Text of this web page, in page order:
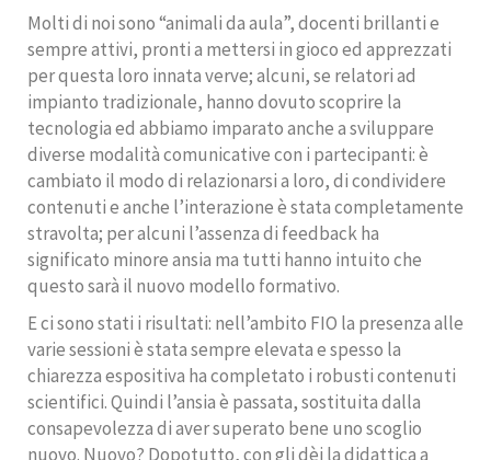
Molti di noi sono “animali da aula”, docenti brillanti e
sempre attivi, pronti a mettersi in gioco ed apprezzati
per questa loro innata verve; alcuni, se relatori ad
impianto tradizionale, hanno dovuto scoprire la
tecnologia ed abbiamo imparato anche a sviluppare
diverse modalità comunicative con i partecipanti: è
cambiato il modo di relazionarsi a loro, di condividere
contenuti e anche l’interazione è stata completamente
stravolta; per alcuni l’assenza di feedback ha
significato minore ansia ma tutti hanno intuito che
questo sarà il nuovo modello formativo.
E ci sono stati i risultati: nell’ambito FIO la presenza alle
varie sessioni è stata sempre elevata e spesso la
chiarezza espositiva ha completato i robusti contenuti
scientifici. Quindi l’ansia è passata, sostituita dalla
consapevolezza di aver superato bene uno scoglio
nuovo. Nuovo? Dopotutto, con gli dèi la didattica a